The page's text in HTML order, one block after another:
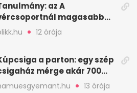
az A
magasabb
a korai sztrók
12 órája
a parton: egy szép
mérge akár 700
is megölhet 13 órája